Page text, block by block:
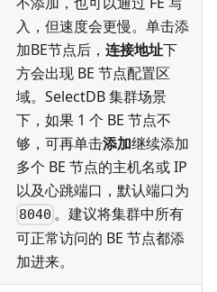
入，但速度会更慢。单击添
加BE节点后， 连接地址下
方会出现 BE 节点配置区
域。SelectDB 集群场景
下，如果 1 个 BE 节点不
够，可再单击添加继续添加
多个 BE 节点的主机名或 IP
以及心跳端口，默认端口为
8040 。建议将集群中所有
可正常访问的 BE 节点都添
加进来。